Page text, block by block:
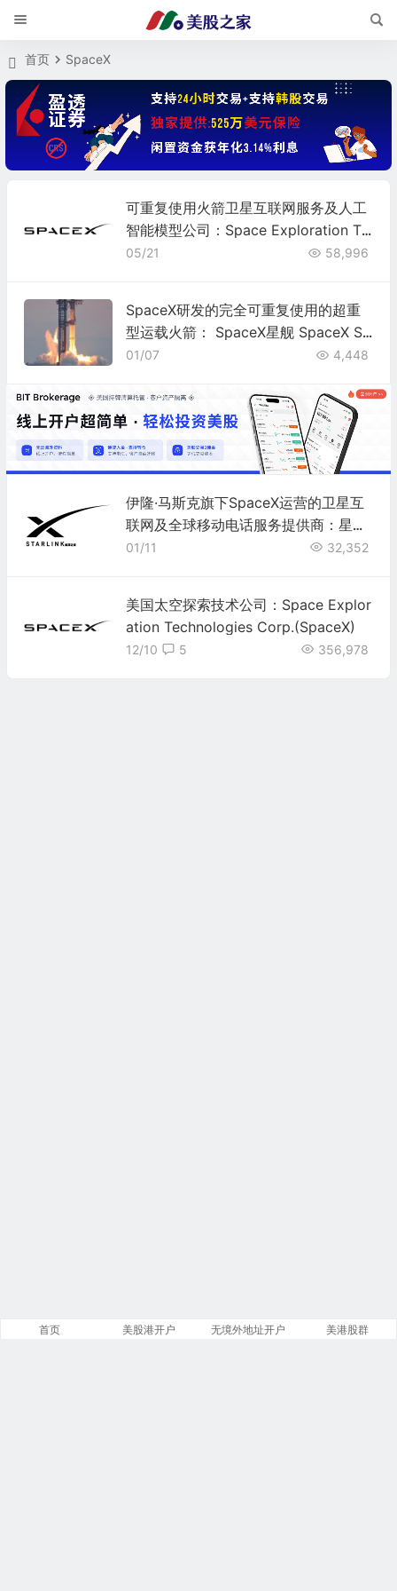
首页 SpaceX
可重复使用火箭卫星互联网服务及人工
智能模型公司：Space Exploration Te
chnologies(SpaceX)(SPCX)
05/21 58,996
SpaceX研发的完全可重复使用的超重
型运载火箭： SpaceX星舰 SpaceX St
arship
01/07 4,448
伊隆·马斯克旗下SpaceX运营的卫星互
联网及全球移动电话服务提供商：星链
公司 Starlink
01/11 32,352
美国太空探索技术公司：Space Explor
ation Technologies Corp.(SpaceX)
12/10 356,978
5
首页 美股港开户 无境外地址开户 美港股群